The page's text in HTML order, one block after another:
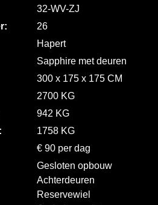
32-WV-ZJ
26
Hapert
Sapphire met deuren
300 x 175 x 175 CM
2700 KG
942 KG
1758 KG
€ 90 per dag
Gesloten opbouw
Achterdeuren
Reservewiel